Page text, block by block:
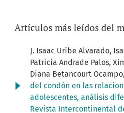
Artículos más leídos del
J. Isaac Uribe Alvarado,
Patricia Andrade Palos,
Diana Betancourt Ocampo,
del condón en las
adolescentes, análisis
Revista Intercontinental